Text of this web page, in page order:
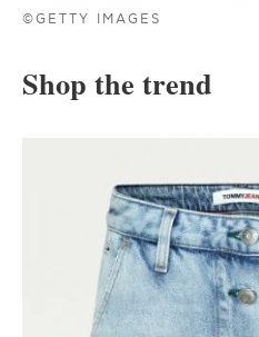
©GETTY IMAGES
Shop the trend